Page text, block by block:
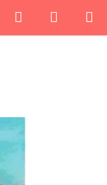
Hledat
KOŠÍK